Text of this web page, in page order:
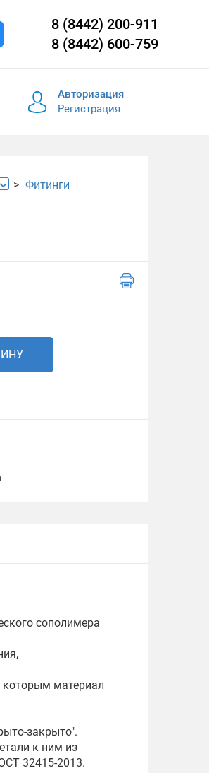
8 (8442) 200-911
8 (8442) 600-759
Авторизация
Регистрация
Фитинги
сополимера
которым материал
закрыто".
к ним из
32415-2013.